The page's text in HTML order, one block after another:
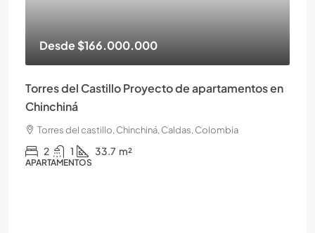
Desde$166.000.000
Torres del Castillo Proyecto de apartamentos en
Chinchiná
Torres del castillo, Chinchiná, Caldas, Colombia
2 1 33.7 m²
APARTAMENTOS